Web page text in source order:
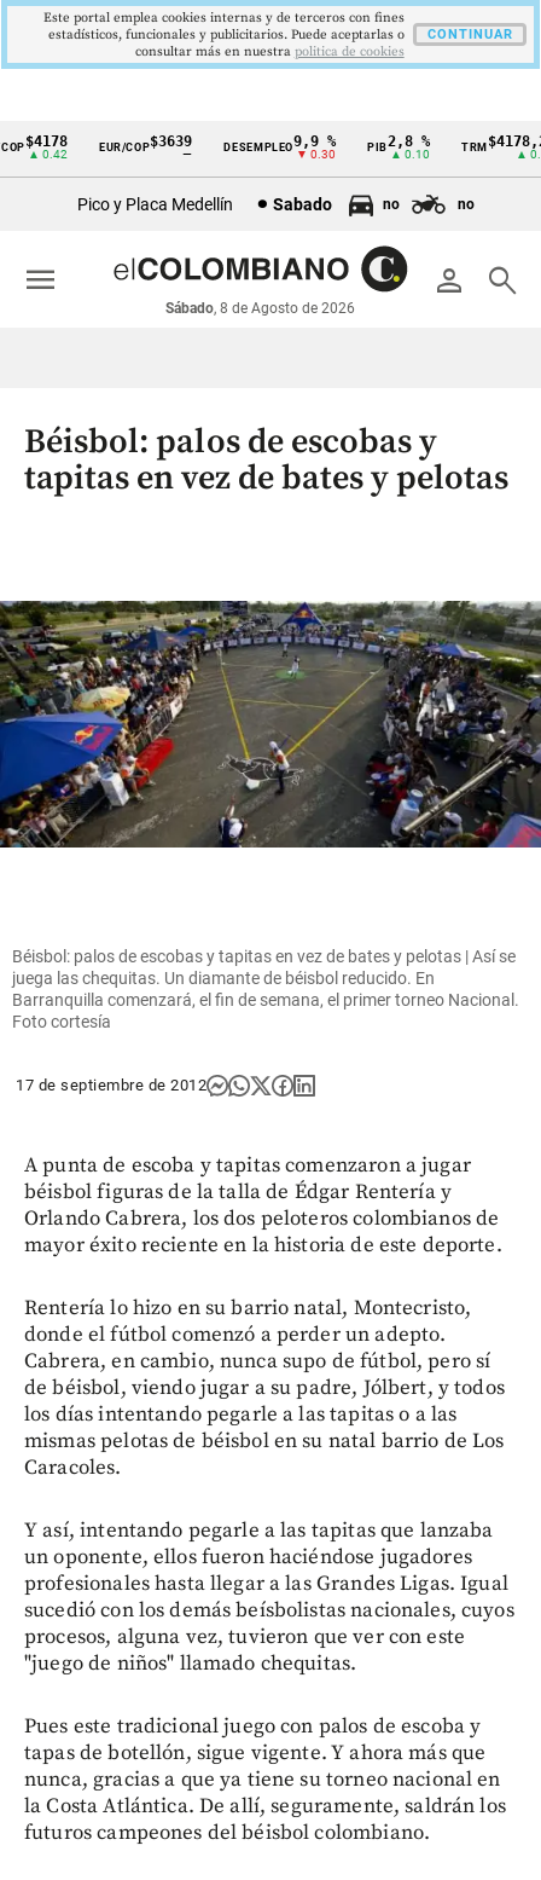
Cintillo
económicos
Colombia
$4178
▲ 0.42
EUR/COP$3639 DESEMPLEO 9,9 %
▼ 0.30
PIB2,8 %
▲ 0.10
TRM$4178,23
▲ 0.42
Pico y Placa Medellín Sabado no no
person search
Sábado, 8 de Agosto de 2026
menu
Béisbol: palos de escobas y
tapitas en vez de bates y pelotas
Béisbol: palos de escobas y tapitas en vez de bates y pelotas | Así se
juega las chequitas. Un diamante de béisbol reducido. En
Barranquilla comenzará, el fin de semana, el primer torneo Nacional.
Foto cortesía
17 de septiembre de 2012
A punta de escoba y tapitas comenzaron a jugar
béisbol figuras de la talla de Édgar Rentería y
Orlando Cabrera, los dos peloteros colombianos de
mayor éxito reciente en la historia de este deporte.
Rentería lo hizo en su barrio natal, Montecristo,
donde el fútbol comenzó a perder un adepto.
Cabrera, en cambio, nunca supo de fútbol, pero sí
de béisbol, viendo jugar a su padre, Jólbert, y todos
los días intentando pegarle a las tapitas o a las
mismas pelotas de béisbol en su natal barrio de Los
Caracoles.
Y así, intentando pegarle a las tapitas que lanzaba
un oponente, ellos fueron haciéndose jugadores
profesionales hasta llegar a las Grandes Ligas. Igual
sucedió con los demás beísbolistas nacionales, cuyos
procesos, alguna vez, tuvieron que ver con este
"juego de niños" llamado chequitas.
Pues este tradicional juego con palos de escoba y
tapas de botellón, sigue vigente. Y ahora más que
nunca, gracias a que ya tiene su torneo nacional en
la Costa Atlántica. De allí, seguramente, saldrán los
futuros campeones del béisbol colombiano.
Este portal emplea cookies internas y de terceros con fines
estadísticos, funcionales y publicitarios. Puede aceptarlas o
consultar más en nuestra politica de cookies
CONTINUAR